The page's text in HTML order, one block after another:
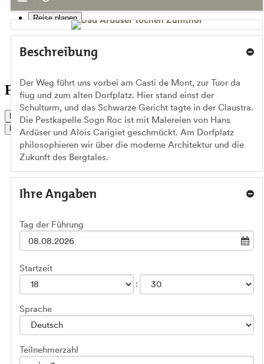
Reise planen
Führungen für Gruppen
Live Status
Buchen
Beschreibung
Der Weg führt uns vorbei am Casti de Mont, zur Tuor da
fiug und zum alten Dorfplatz. Hier stand einst der
Schulturm, und das Schwarze Gericht tagte in der Claustra.
Die Pestkapelle Sogn Roc ist mit Malereien von Hans
Ardüser und Alois Carigiet geschmückt. Am Dorfplatz
philosophieren wir über die moderne Architektur und die
Zukunft des Bergtales.
Ihre Angaben
Tag der Führung
Startzeit
Sprache
Teilnehmerzahl